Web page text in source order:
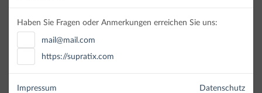
Haben Sie Fragen oder Anmerkungen erreichen Sie uns:
mail@mail.com
https://supratix.com
Datenschutz
Impressum